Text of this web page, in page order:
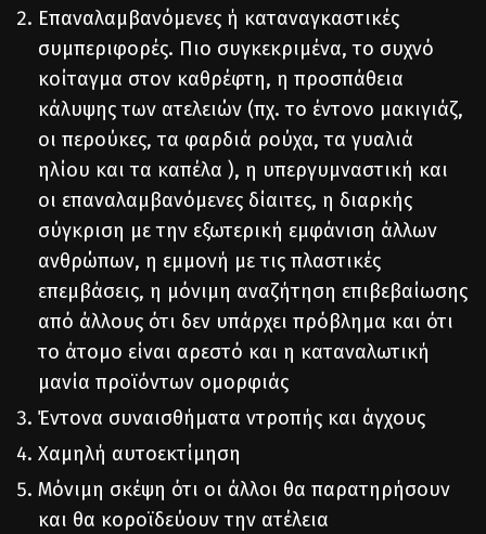
Επαναλαμβανόμενες ή καταναγκαστικές
συμπεριφορές. Πιο συγκεκριμένα, το συχνό
κοίταγμα στον καθρέφτη, η προσπάθεια
κάλυψης των ατελειών (πχ. το έντονο μακιγιάζ,
οι περούκες, τα φαρδιά ρούχα, τα γυαλιά
ηλίου και τα καπέλα ), η υπεργυμναστική και
οι επαναλαμβανόμενες δίαιτες, η διαρκής
σύγκριση με την εξωτερική εμφάνιση άλλων
ανθρώπων, η εμμονή με τις πλαστικές
επεμβάσεις, η μόνιμη αναζήτηση επιβεβαίωσης
από άλλους ότι δεν υπάρχει πρόβλημα και ότι
το άτομο είναι αρεστό και η καταναλωτική
μανία προϊόντων ομορφιάς
Έντονα συναισθήματα ντροπής και άγχους
Χαμηλή αυτοεκτίμηση
Μόνιμη σκέψη ότι οι άλλοι θα παρατηρήσουν
και θα κοροϊδεύουν την ατέλεια